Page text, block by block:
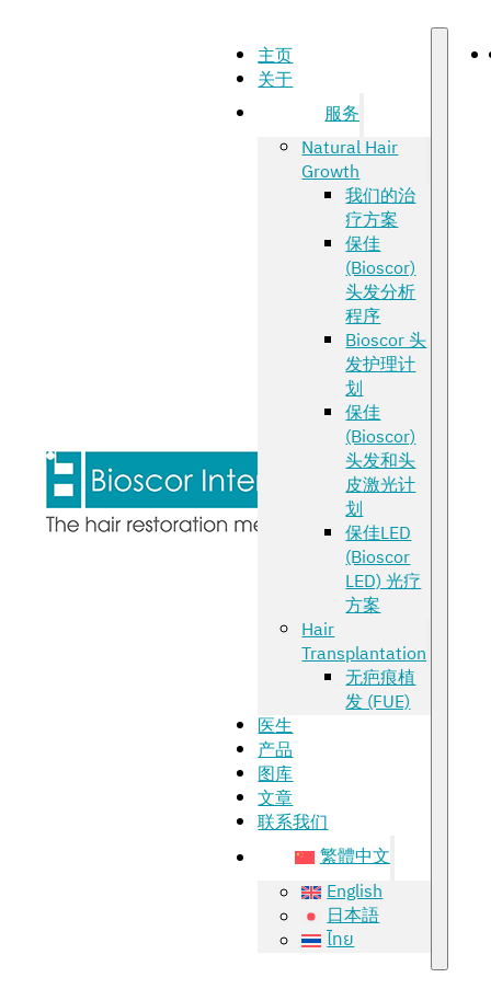
主页
关于
服务
Natural Hair
Growth
我们的治
疗方案
保佳
(Bioscor)
头发分析
程序
Bioscor 头
发护理计
划
保佳
(Bioscor)
头发和头
皮激光计
划
保佳LED
(Bioscor
LED) 光疗
方案
Hair
Transplantation
无疤痕植
发 (FUE)
医生
产品
图库
文章
联系我们
繁體中文
English
日本語
ไทย